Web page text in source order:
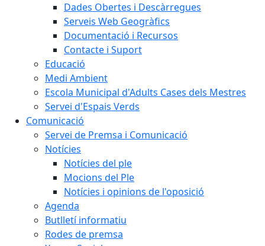
Dades Obertes i Descàrregues
Serveis Web Geogràfics
Documentació i Recursos
Contacte i Suport
Educació
Medi Ambient
Escola Municipal d'Adults Cases dels Mestres
Servei d'Espais Verds
Comunicació
Servei de Premsa i Comunicació
Notícies
Notícies del ple
Mocions del Ple
Notícies i opinions de l'oposició
Agenda
Butlletí informatiu
Rodes de premsa